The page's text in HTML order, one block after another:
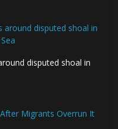
disputed shoal in